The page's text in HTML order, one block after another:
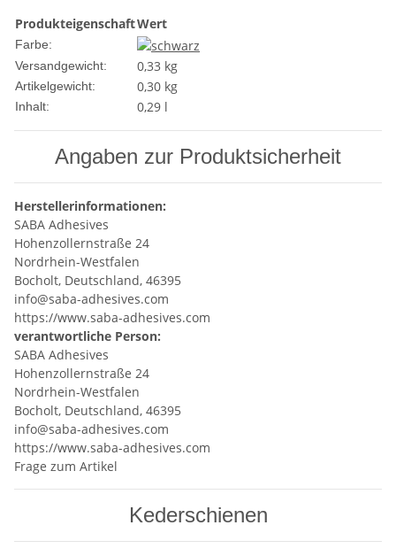
ProdukteigenschaftWert
Farbe:
Versandgewicht:
0,33 kg
Artikelgewicht: 0,30 kg
Inhalt: 0,29 l
Angaben zur Produktsicherheit
Herstellerinformationen:
SABA Adhesives
Hohenzollernstraße 24
Nordrhein-Westfalen
Bocholt, Deutschland, 46395
info@saba-adhesives.com
https://www.saba-adhesives.com
verantwortliche Person:
SABA Adhesives
Hohenzollernstraße 24
Nordrhein-Westfalen
Bocholt, Deutschland, 46395
info@saba-adhesives.com
https://www.saba-adhesives.com
Frage zum Artikel
Kederschienen